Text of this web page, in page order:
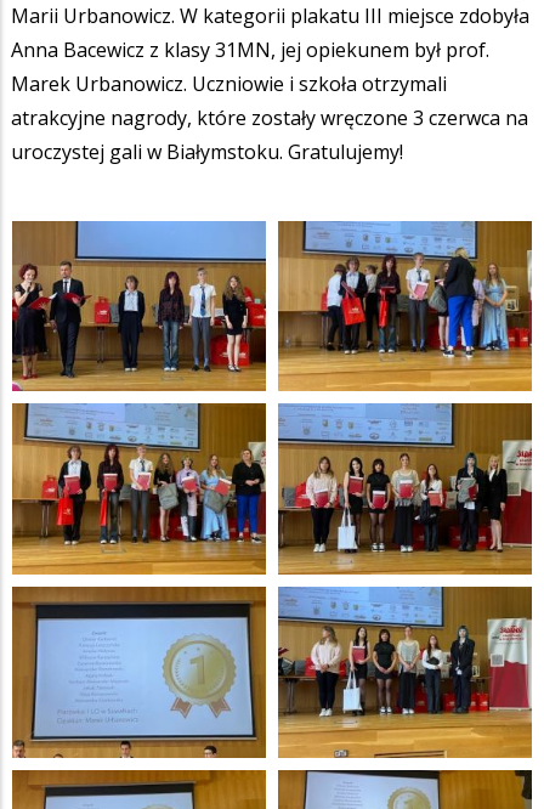
Marii Urbanowicz. W kategorii plakatu III miejsce zdobyła
Anna Bacewicz z klasy 31MN, jej opiekunem był prof.
Marek Urbanowicz. Uczniowie i szkoła otrzymali
atrakcyjne nagrody, które zostały wręczone 3 czerwca na
uroczystej gali w Białymstoku. Gratulujemy!